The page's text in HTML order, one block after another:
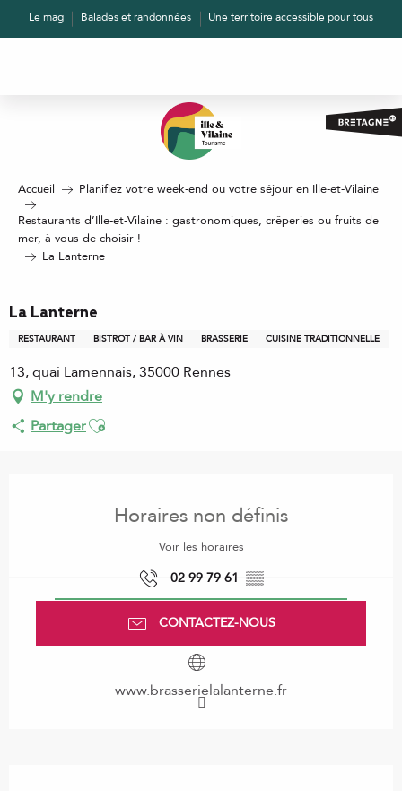
AllerLe mag Balades et randonnées Une territoire accessible pour tous
Accueil
Planifiez votre week-end ou votre séjour en Ille-et-Vilaine
Restaurants d’Ille-et-Vilaine : gastronomiques, crêperies ou fruits de
mer, à vous de choisir !
La Lanterne
La Lanterne
RESTAURANT BISTROT / BAR À VIN BRASSERIE CUISINE TRADITIONNELLE
13, quai Lamennais, 35000 Rennes
M'y rendre
PartagerAjouter aux favoris
Horaires non définis
Voir les horaires
02 99 79 61 ▒▒
CONTACTEZ-NOUS
www.brasserielalanterne.fr